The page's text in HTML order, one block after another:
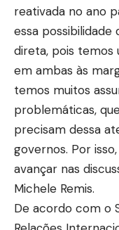
reativada no ano
essa
direta, pois temos
em ambas às
temos muitos
problemáticas,
precisam dessa
governos. Por
avançar nas
Michele Remis.
De acordo com o